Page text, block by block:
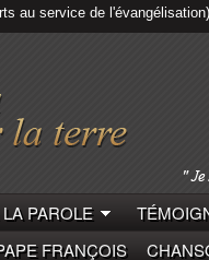
au service de l'évangélisation)
PAROLE
FRANÇOIS